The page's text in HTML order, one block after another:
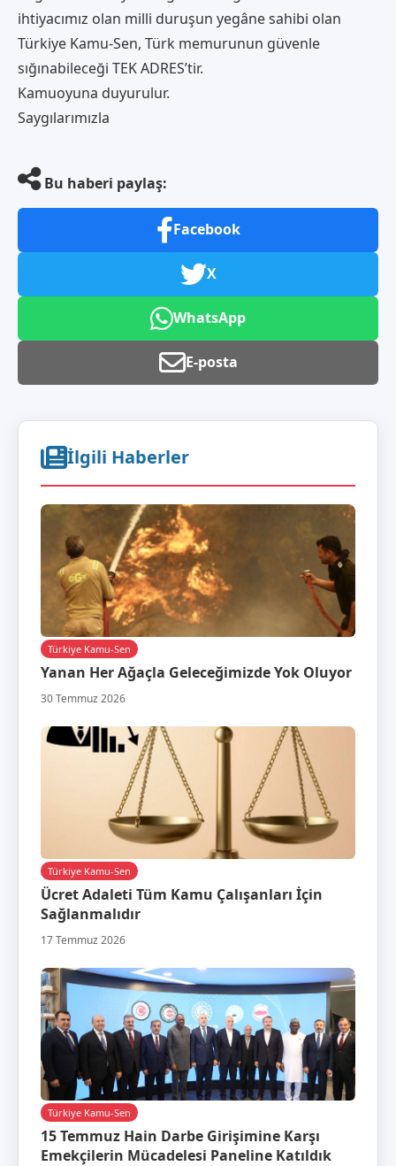
ihtiyacımız olan milli duruşun yegâne sahibi olan
Türkiye Kamu-Sen, Türk memurunun güvenle
sığınabileceği TEK ADRES’tir.
Kamuoyuna duyurulur.
Saygılarımızla
Bu haberi paylaş:
Facebook
X
WhatsApp
E-posta
İlgili Haberler
Türkiye Kamu-Sen
Yanan Her Ağaçla Geleceğimizde Yok Oluyor
30 Temmuz 2026
Türkiye Kamu-Sen
Ücret Adaleti Tüm Kamu Çalışanları İçin
Sağlanmalıdır
17 Temmuz 2026
Türkiye Kamu-Sen
15 Temmuz Hain Darbe Girişimine Karşı
Emekçilerin Mücadelesi Paneline Katıldık